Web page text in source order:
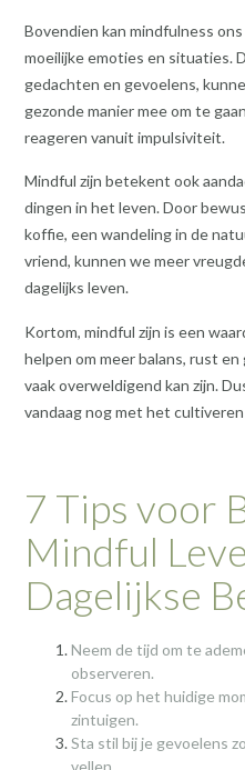
Bovendien kan mindfulness
moeilijke emoties en situaties.
gedachten en gevoelens,
gezonde manier mee om te
reageren vanuit impulsiviteit.
Mindful zijn betekent ook
dingen in het leven. Door
koffie, een wandeling in de
vriend, kunnen we meer
dagelijks leven.
Kortom, mindful zijn is een
helpen om meer balans, rust
vaak overweldigend kan zijn.
vandaag nog met het
7 Tips voor
Mindful
Dagelijkse
Neem de tijd om te
observeren.
Focus op het huidige
zintuigen.
Sta stil bij je gevoelens